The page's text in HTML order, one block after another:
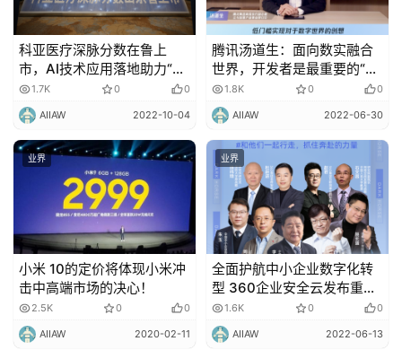
科亚医疗深脉分数在鲁上
市，AI技术应用落地助力“健
康中国2030”
1.7K 0 0
AIIAW 2022-10-04
腾讯汤道生：面向数实融合
世界，开发者是最重要的“建
筑师”
1.8K 0 0
AIIAW 2022-06-30
业界
小米 10的定价将体现小米冲
击中高端市场的决心！
2.5K 0 0
AIIAW 2020-02-11
业界
全面护航中小企业数字化转
型 360企业安全云发布重磅
升级
1.6K 0 0
AIIAW 2022-06-13